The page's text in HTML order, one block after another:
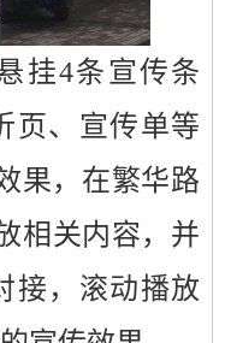
挂4条宣传条
页、宣传单等
果，在繁华路
相关内容，并
接，滚动播放